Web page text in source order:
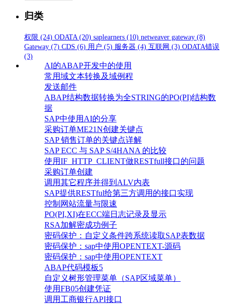
归类
权限 (24) ODATA (20) saplearners (10) netweaver gateway (8)
Gateway (7) CDS (6) 用户 (5) 服务器 (4) 互联网 (3) ODATA错误
(3)
AI的ABAP开发中的使用
常用域文本转换及域例程
发送邮件
ABAP结构数据转换为全STRING的PO(PI)结构数
据
SAP中使用AI的分享
采购订单ME21N创建关键点
SAP 销售订单的关键点详解
SAP ECC 与 SAP S/4HANA 的比较
使用IF_HTTP_CLIENT做RESTfull接口的问题
采购订单创建
调用其它程序并得到ALV内表
SAP提供RESTful给第三方调用的接口实现
控制网站流量与限速
PO(PI,XI)在ECC端日志记录及显示
RSA加解密成功例子
密码保护：自定义条件跨系统读取SAP表数据
密码保护：sap中使用OPENTEXT-源码
密码保护：sap中使用OPENTEXT
ABAP代码模板5
自定义树形管理菜单（SAP区域菜单）
使用FB05创建凭证
调用工商银行API接口